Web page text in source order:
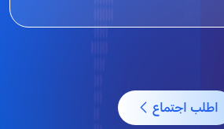
اطلب اجتماع